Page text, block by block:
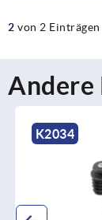
2 von 2 Einträgen
Andere
K2034